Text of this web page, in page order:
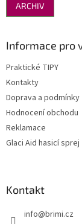
ARCHIV
Informace pro
Praktické TIPY
Kontakty
Doprava a podmínky
Hodnocení obchodu
Reklamace
Glaci Aid hasicí sprej
Kontakt
info@brimi.cz